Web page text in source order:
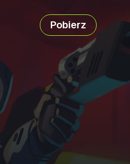
Pobierz